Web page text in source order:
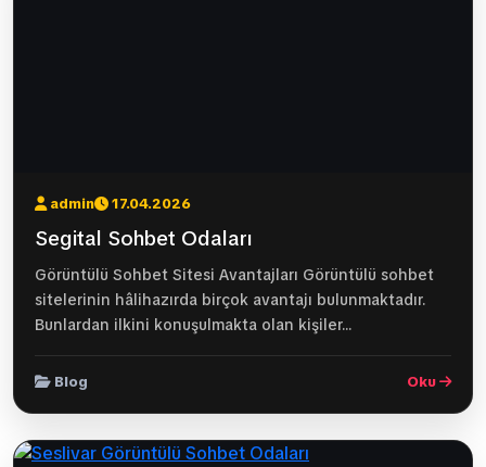
admin 17.04.2026
Segital Sohbet Odaları
Görüntülü Sohbet Sitesi Avantajları Görüntülü sohbet
sitelerinin hâlihazırda birçok avantajı bulunmaktadır.
Bunlardan ilkini konuşulmakta olan kişiler...
Blog Oku